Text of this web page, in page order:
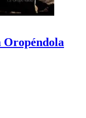
Oropéndola